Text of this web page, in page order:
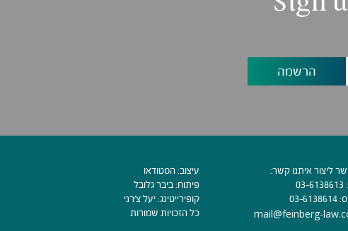
ליצור איתנו קשר:
03-6138613
03-6138614
mail@feinberg-
עיצוב: הסטודאו
פיתוח:ביבר גלובל
קופירייטינג:יעל צ׳רני
כל הזכויות שמורות